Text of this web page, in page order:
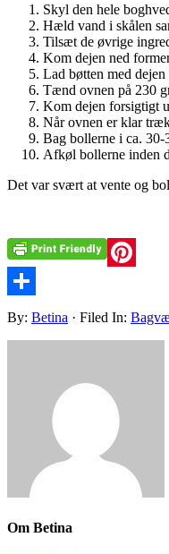
Skyl den hele
Hæld vand i skålen
Tilsæt de øvrige
Kom dejen ned
Lad bøtten med
Tænd ovnen på 230
Kom dejen forsigtigt
Når ovnen er klar
Bag bollerne i ca.
Afkøl bollerne inden
Det var svært at vente og
Pinterest
Share
By: Betina · Filed In:
Om Betina